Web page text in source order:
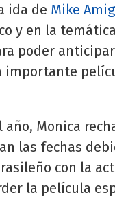
ida de Mike
y en la
poder
año, Monica
las fechas
con la
la película